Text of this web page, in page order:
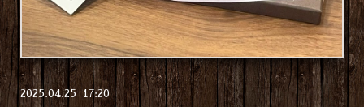
2025 04.25 17:20